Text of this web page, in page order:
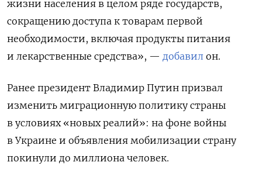
жизни населения в целом ряде государств,
сокращению доступа к товарам первой
необходимости, включая продукты питания
и лекарственные средства», — добавил он.
Ранее президент Владимир Путин призвал
изменить миграционную политику страны
в условиях «новых реалий»: на фоне войны
в Украине и объявления мобилизации страну
покинули до миллиона человек.